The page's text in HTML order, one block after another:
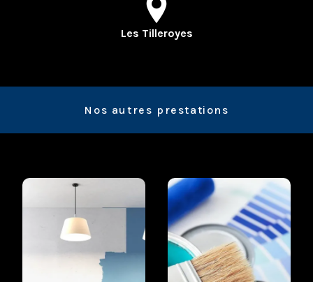
Les Tilleroyes
Nos autres prestations